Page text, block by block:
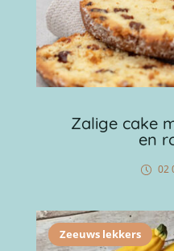
Zalige cake
en
02
Zeeuws lekkers